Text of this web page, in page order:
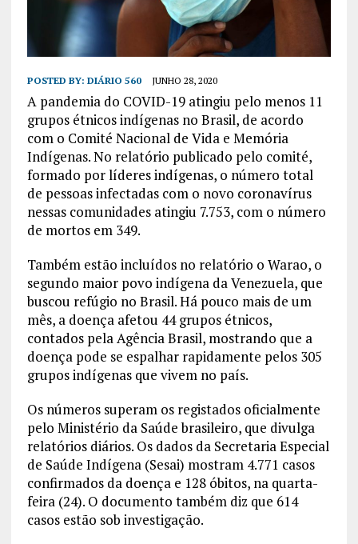
POSTED BY: DIÁRIO 560 JUNHO 28, 2020
A pandemia do COVID-19 atingiu pelo menos 11
grupos étnicos indígenas no Brasil, de acordo
com o Comité Nacional de Vida e Memória
Indígenas. No relatório publicado pelo comité,
formado por líderes indígenas, o número total
de pessoas infectadas com o novo coronavírus
nessas comunidades atingiu 7.753, com o número
de mortos em 349.
Também estão incluídos no relatório o Warao, o
segundo maior povo indígena da Venezuela, que
buscou refúgio no Brasil. Há pouco mais de um
mês, a doença afetou 44 grupos étnicos,
contados pela Agência Brasil, mostrando que a
doença pode se espalhar rapidamente pelos 305
grupos indígenas que vivem no país.
Os números superam os registados oficialmente
pelo Ministério da Saúde brasileiro, que divulga
relatórios diários. Os dados da Secretaria Especial
de Saúde Indígena (Sesai) mostram 4.771 casos
confirmados da doença e 128 óbitos, na quarta-
feira (24). O documento também diz que 614
casos estão sob investigação.